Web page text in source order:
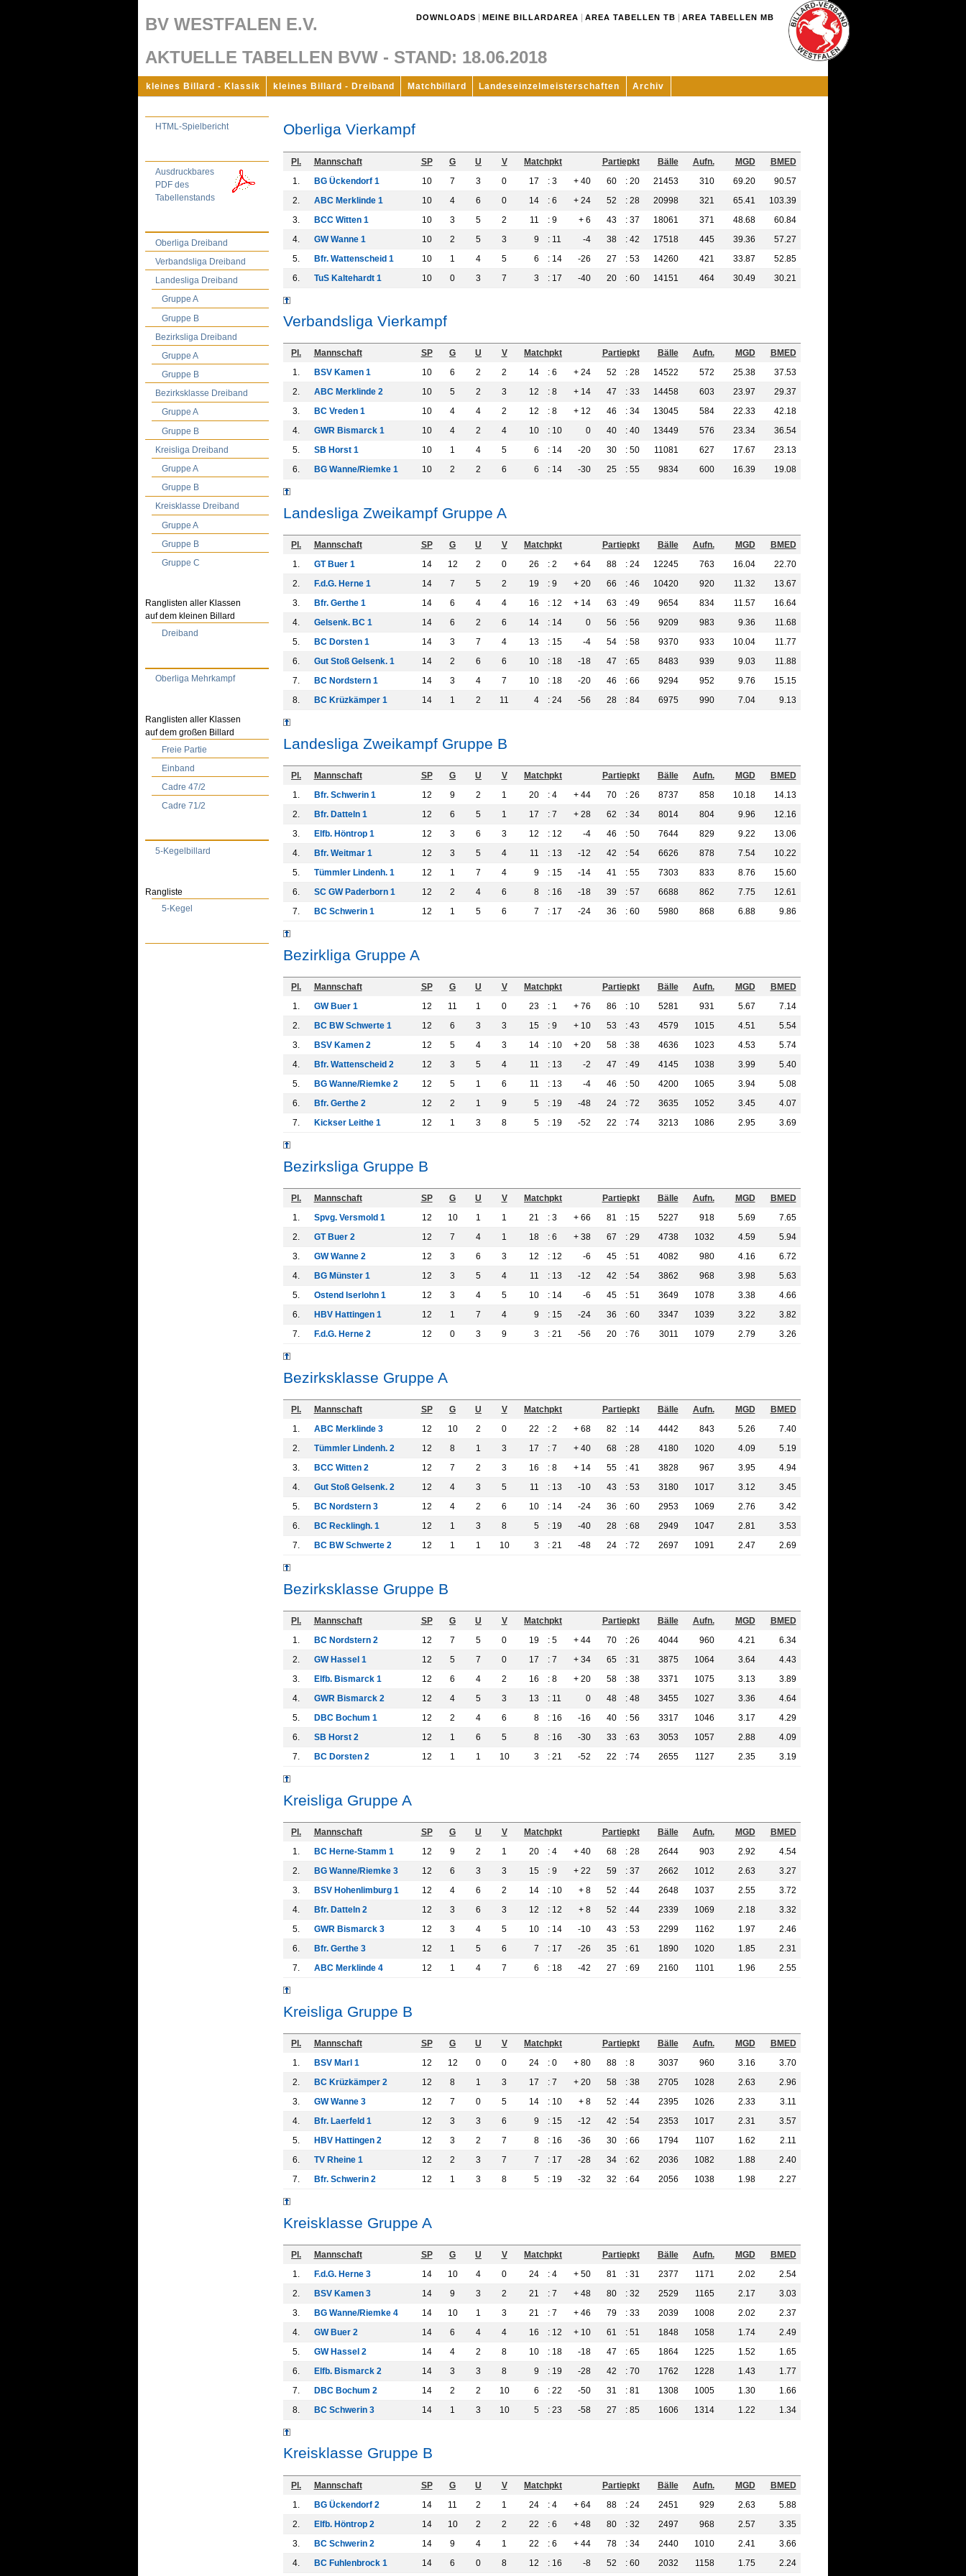
BV WESTFALEN E.V. DOWNLOADS MEINE BILLARDAREA AREA TABELLEN TB AREA TABELLEN MB
AKTUELLE TABELLEN BVW - STAND: 18.06.2018
kleines Billard - Klassik kleines Billard - Dreiband Matchbillard Landeseinzelmeisterschaften Archiv
HTML-Spielbericht
Ausdruckbares
PDF des
Tabellenstands
Oberliga Dreiband
Verbandsliga Dreiband
Landesliga Dreiband
Gruppe A
Gruppe B
Bezirksliga Dreiband
Gruppe A
Gruppe B
Bezirksklasse Dreiband
Gruppe A
Gruppe B
Kreisliga Dreiband
Gruppe A
Gruppe B
Kreisklasse Dreiband
Gruppe A
Gruppe B
Gruppe C
Ranglisten aller Klassen
auf dem kleinen Billard
Dreiband
Oberliga Mehrkampf
Ranglisten aller Klassen
auf dem großen Billard
Freie Partie
Einband
Cadre 47/2
Cadre 71/2
5-Kegelbillard
Rangliste
5-Kegel
Oberliga Vierkampf
Pl. Mannschaft SP G U V Matchpkt Partiepkt Bälle Aufn. MGD
BMED
1.
BG Ückendorf 1 10 7 3 0 17 : 3 + 40 60 : 20 21453 310 69.20
90.57
2.
ABC Merklinde 1 10 4 6 0 14 : 6 + 24 52 : 28 20998 321 65.41
103.39
3.
BCC Witten 1 10 3 5 2 11 : 9 + 6 43 : 37 18061 371 48.68
60.84
4.
GW Wanne 1 10 2 5 3 9 : 11 -4 38 : 42 17518 445 39.36
57.27
5.
Bfr. Wattenscheid 1 10 1 4 5 6 : 14 -26 27 : 53 14260 421 33.87
52.85
6.
TuS Kaltehardt 1 10 0 3 7 3 : 17 -40 20 : 60 14151 464 30.49 30.21
Verbandsliga Vierkampf
Pl. Mannschaft SP G U V Matchpkt Partiepkt Bälle Aufn. MGD
BMED
1.
BSV Kamen 1 10 6 2 2 14 : 6 + 24 52 : 28 14522 572 25.38
37.53
2.
ABC Merklinde 2 10 5 2 3 12 : 8 + 14 47 : 33 14458 603 23.97
29.37
3.
BC Vreden 1 10 4 4 2 12 : 8 + 12 46 : 34 13045 584 22.33
42.18
4.
GWR Bismarck 1 10 4 2 4 10 : 10 0 40 : 40 13449 576 23.34
36.54
5.
SB Horst 1 10 1 4 5 6 : 14 -20 30 : 50 11081 627 17.67
23.13
6.
BG Wanne/Riemke 1 10 2 2 6 6 : 14 -30 25 : 55 9834 600 16.39 19.08
Landesliga Zweikampf Gruppe A
Pl. Mannschaft SP G U V Matchpkt Partiepkt Bälle Aufn. MGD
BMED
1.
GT Buer 1 14 12 2 0 26 : 2 + 64 88 : 24 12245 763 16.04
22.70
2.
F.d.G. Herne 1 14 7 5 2 19 : 9 + 20 66 : 46 10420 920 11.32
13.67
3.
Bfr. Gerthe 1 14 6 4 4 16 : 12 + 14 63 : 49 9654 834 11.57
16.64
4.
Gelsenk. BC 1 14 6 2 6 14 : 14 0 56 : 56 9209 983 9.36
11.68
5.
BC Dorsten 1 14 3 7 4 13 : 15 -4 54 : 58 9370 933 10.04
11.77
6.
Gut Stoß Gelsenk. 1 14 2 6 6 10 : 18 -18 47 : 65 8483 939 9.03
11.88
7.
BC Nordstern 1 14 3 4 7 10 : 18 -20 46 : 66 9294 952 9.76
15.15
8.
BC Krüzkämper 1 14 1 2 11 4 : 24 -56 28 : 84 6975 990 7.04 9.13
Landesliga Zweikampf Gruppe B
Pl. Mannschaft SP G U V Matchpkt Partiepkt Bälle Aufn. MGD
BMED
1.
Bfr. Schwerin 1 12 9 2 1 20 : 4 + 44 70 : 26 8737 858 10.18
14.13
2.
Bfr. Datteln 1 12 6 5 1 17 : 7 + 28 62 : 34 8014 804 9.96
12.16
3.
Elfb. Höntrop 1 12 3 6 3 12 : 12 -4 46 : 50 7644 829 9.22
13.06
4.
Bfr. Weitmar 1 12 3 5 4 11 : 13 -12 42 : 54 6626 878 7.54
10.22
5.
Tümmler Lindenh. 1 12 1 7 4 9 : 15 -14 41 : 55 7303 833 8.76
15.60
6.
SC GW Paderborn 1 12 2 4 6 8 : 16 -18 39 : 57 6688 862 7.75
12.61
7.
BC Schwerin 1 12 1 5 6 7 : 17 -24 36 : 60 5980 868 6.88 9.86
Bezirkliga Gruppe A
Pl. Mannschaft SP G U V Matchpkt Partiepkt Bälle Aufn. MGD
BMED
1.
GW Buer 1 12 11 1 0 23 : 1 + 76 86 : 10 5281 931 5.67
7.14
2.
BC BW Schwerte 1 12 6 3 3 15 : 9 + 10 53 : 43 4579 1015 4.51
5.54
3.
BSV Kamen 2 12 5 4 3 14 : 10 + 20 58 : 38 4636 1023 4.53
5.74
4.
Bfr. Wattenscheid 2 12 3 5 4 11 : 13 -2 47 : 49 4145 1038 3.99
5.40
5.
BG Wanne/Riemke 2 12 5 1 6 11 : 13 -4 46 : 50 4200 1065 3.94
5.08
6.
Bfr. Gerthe 2 12 2 1 9 5 : 19 -48 24 : 72 3635 1052 3.45
4.07
7.
Kickser Leithe 1 12 1 3 8 5 : 19 -52 22 : 74 3213 1086 2.95 3.69
Bezirksliga Gruppe B
Pl. Mannschaft SP G U V Matchpkt Partiepkt Bälle Aufn. MGD
BMED
1.
Spvg. Versmold 1 12 10 1 1 21 : 3 + 66 81 : 15 5227 918 5.69
7.65
2.
GT Buer 2 12 7 4 1 18 : 6 + 38 67 : 29 4738 1032 4.59
5.94
3.
GW Wanne 2 12 3 6 3 12 : 12 -6 45 : 51 4082 980 4.16
6.72
4.
BG Münster 1 12 3 5 4 11 : 13 -12 42 : 54 3862 968 3.98
5.63
5.
Ostend Iserlohn 1 12 3 4 5 10 : 14 -6 45 : 51 3649 1078 3.38
4.66
6.
HBV Hattingen 1 12 1 7 4 9 : 15 -24 36 : 60 3347 1039 3.22
3.82
7.
F.d.G. Herne 2 12 0 3 9 3 : 21 -56 20 : 76 3011 1079 2.79 3.26
Bezirksklasse Gruppe A
Pl. Mannschaft SP G U V Matchpkt Partiepkt Bälle Aufn. MGD
BMED
1.
ABC Merklinde 3 12 10 2 0 22 : 2 + 68 82 : 14 4442 843 5.26
7.40
2.
Tümmler Lindenh. 2 12 8 1 3 17 : 7 + 40 68 : 28 4180 1020 4.09
5.19
3.
BCC Witten 2 12 7 2 3 16 : 8 + 14 55 : 41 3828 967 3.95
4.94
4.
Gut Stoß Gelsenk. 2 12 4 3 5 11 : 13 -10 43 : 53 3180 1017 3.12
3.45
5.
BC Nordstern 3 12 4 2 6 10 : 14 -24 36 : 60 2953 1069 2.76
3.42
6.
BC Recklingh. 1 12 1 3 8 5 : 19 -40 28 : 68 2949 1047 2.81
3.53
7.
BC BW Schwerte 2 12 1 1 10 3 : 21 -48 24 : 72 2697 1091 2.47 2.69
Bezirksklasse Gruppe B
Pl. Mannschaft SP G U V Matchpkt Partiepkt Bälle Aufn. MGD
BMED
1.
BC Nordstern 2 12 7 5 0 19 : 5 + 44 70 : 26 4044 960 4.21
6.34
2.
GW Hassel 1 12 5 7 0 17 : 7 + 34 65 : 31 3875 1064 3.64
4.43
3.
Elfb. Bismarck 1 12 6 4 2 16 : 8 + 20 58 : 38 3371 1075 3.13
3.89
4.
GWR Bismarck 2 12 4 5 3 13 : 11 0 48 : 48 3455 1027 3.36
4.64
5.
DBC Bochum 1 12 2 4 6 8 : 16 -16 40 : 56 3317 1046 3.17
4.29
6.
SB Horst 2 12 1 6 5 8 : 16 -30 33 : 63 3053 1057 2.88
4.09
7.
BC Dorsten 2 12 1 1 10 3 : 21 -52 22 : 74 2655 1127 2.35 3.19
Kreisliga Gruppe A
Pl. Mannschaft SP G U V Matchpkt Partiepkt Bälle Aufn. MGD
BMED
1.
BC Herne-Stamm 1 12 9 2 1 20 : 4 + 40 68 : 28 2644 903 2.92
4.54
2.
BG Wanne/Riemke 3 12 6 3 3 15 : 9 + 22 59 : 37 2662 1012 2.63
3.27
3.
BSV Hohenlimburg 1 12 4 6 2 14 : 10 + 8 52 : 44 2648 1037 2.55
3.72
4.
Bfr. Datteln 2 12 3 6 3 12 : 12 + 8 52 : 44 2339 1069 2.18
3.32
5.
GWR Bismarck 3 12 3 4 5 10 : 14 -10 43 : 53 2299 1162 1.97
2.46
6.
Bfr. Gerthe 3 12 1 5 6 7 : 17 -26 35 : 61 1890 1020 1.85
2.31
7.
ABC Merklinde 4 12 1 4 7 6 : 18 -42 27 : 69 2160 1101 1.96 2.55
Kreisliga Gruppe B
Pl. Mannschaft SP G U V Matchpkt Partiepkt Bälle Aufn. MGD
BMED
1.
BSV Marl 1 12 12 0 0 24 : 0 + 80 88 : 8 3037 960 3.16
3.70
2.
BC Krüzkämper 2 12 8 1 3 17 : 7 + 20 58 : 38 2705 1028 2.63
2.96
3.
GW Wanne 3 12 7 0 5 14 : 10 + 8 52 : 44 2395 1026 2.33
3.11
4.
Bfr. Laerfeld 1 12 3 3 6 9 : 15 -12 42 : 54 2353 1017 2.31
3.57
5.
HBV Hattingen 2 12 3 2 7 8 : 16 -36 30 : 66 1794 1107 1.62
2.11
6.
TV Rheine 1 12 2 3 7 7 : 17 -28 34 : 62 2036 1082 1.88
2.40
7.
Bfr. Schwerin 2 12 1 3 8 5 : 19 -32 32 : 64 2056 1038 1.98 2.27
Kreisklasse Gruppe A
Pl. Mannschaft SP G U V Matchpkt Partiepkt Bälle Aufn. MGD
BMED
1.
F.d.G. Herne 3 14 10 4 0 24 : 4 + 50 81 : 31 2377 1171 2.02
2.54
2.
BSV Kamen 3 14 9 3 2 21 : 7 + 48 80 : 32 2529 1165 2.17
3.03
3.
BG Wanne/Riemke 4 14 10 1 3 21 : 7 + 46 79 : 33 2039 1008 2.02
2.37
4.
GW Buer 2 14 6 4 4 16 : 12 + 10 61 : 51 1848 1058 1.74
2.49
5.
GW Hassel 2 14 4 2 8 10 : 18 -18 47 : 65 1864 1225 1.52
1.65
6.
Elfb. Bismarck 2 14 3 3 8 9 : 19 -28 42 : 70 1762 1228 1.43
1.77
7.
DBC Bochum 2 14 2 2 10 6 : 22 -50 31 : 81 1308 1005 1.30
1.66
8.
BC Schwerin 3 14 1 3 10 5 : 23 -58 27 : 85 1606 1314 1.22 1.34
Kreisklasse Gruppe B
Pl. Mannschaft SP G U V Matchpkt Partiepkt Bälle Aufn. MGD
BMED
1.
BG Ückendorf 2 14 11 2 1 24 : 4 + 64 88 : 24 2451 929 2.63
5.88
2.
Elfb. Höntrop 2 14 10 2 2 22 : 6 + 48 80 : 32 2497 968 2.57
3.35
3.
BC Schwerin 2 14 9 4 1 22 : 6 + 44 78 : 34 2440 1010 2.41
3.66
4.
BC Fuhlenbrock 1 14 6 0 8 12 : 16 -8 52 : 60 2032 1158 1.75 2.24